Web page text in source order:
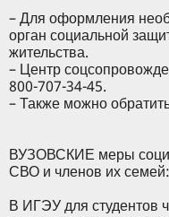
– Для оформления
орган социальной
жительства.
– Центр
800-707-34-45.
– Также можно
ВУЗОВСКИЕ меры
СВО и членов их семей:
В ИГЭУ для студентов